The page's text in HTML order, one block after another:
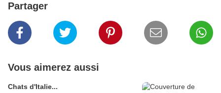
Partager
Vous aimerez aussi
Chats d'Italie...